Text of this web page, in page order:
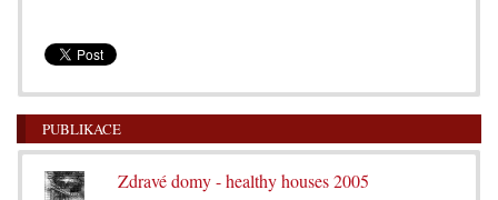
PUBLIKACE
Zdravé domy - healthy houses 2005